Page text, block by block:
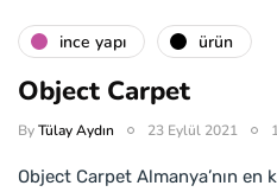
i̇nce yapı ürün
Object Carpet
ByTülay Aydın 23 Eylül 2021
Object Carpet Almanya’nın